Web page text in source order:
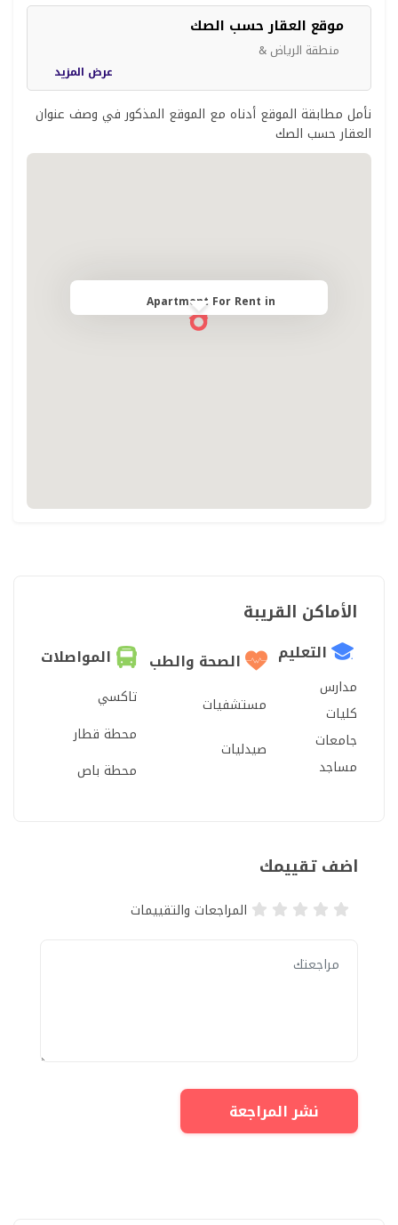
موقع العقار حسب الصك
منطقة الرياض &
عرض المزيد
نأمل مطابقة الموقع أدناه مع الموقع المذكور في وصف عنوان
العقار حسب الصك
Apartment For Rent in Riyadh
الأماكن القريبة
التعليم
مدارس
كليات
جامعات
مساجد
الصحة والطب
مستشفيات
صيدليات
المواصلات
تاكسي
محطة قطار
محطة باص
اضف تقييمك
المراجعات والتقييمات
نشر المراجعة